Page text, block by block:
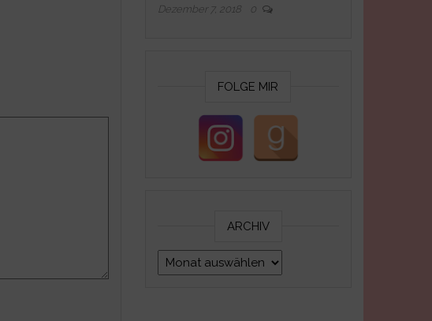
Dezember 7, 2018 0
FOLGE MIR
ARCHIV
Archiv